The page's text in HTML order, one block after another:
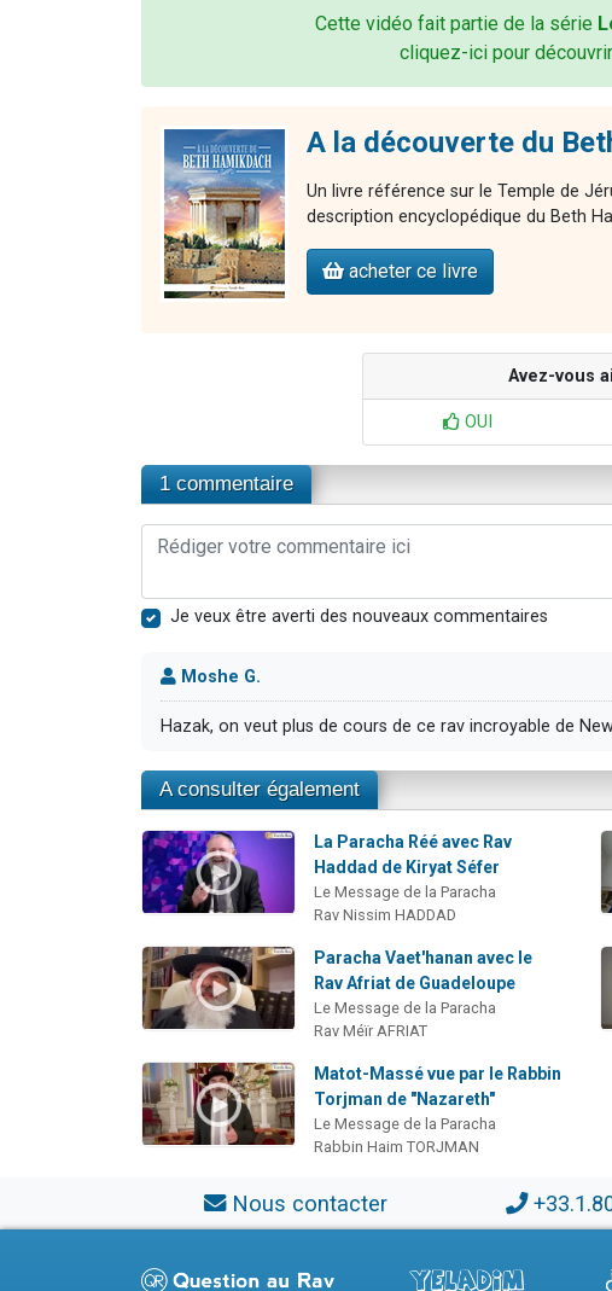
Cette vidéo fait partie de la série
cliquez-ici pour
A la découverte du
Un livre référence sur le Temple de
description encyclopédique du Beth
acheter ce livre
Avez-vous
OUI
1 commentaire
Je veux être averti des nouveaux commentaires
Moshe G.
Hazak, on veut plus de cours de ce rav incroyable de
A consulter également
La Paracha Réé avec Rav
Haddad de Kiryat Séfer
Le Message de la Paracha
Rav Nissim HADDAD
Paracha Vaet'hanan avec le
Rav Afriat de Guadeloupe
Le Message de la Paracha
Rav Méïr AFRIAT
Matot-Massé vue par le Rabbin
Torjman de "Nazareth"
Le Message de la Paracha
Rabbin Haim TORJMAN
Nous contacter